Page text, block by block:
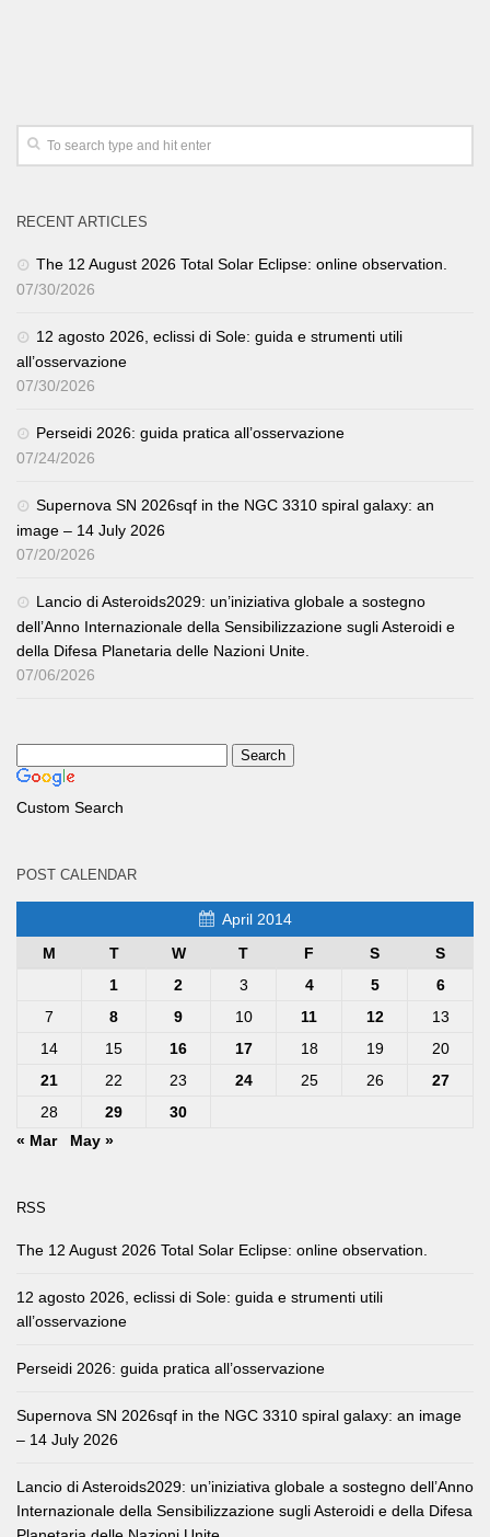
RECENT ARTICLES
The 12 August 2026 Total Solar Eclipse: online observation.
07/30/2026
12 agosto 2026, eclissi di Sole: guida e strumenti utili
all’osservazione
07/30/2026
Perseidi 2026: guida pratica all’osservazione
07/24/2026
Supernova SN 2026sqf in the NGC 3310 spiral galaxy: an
image – 14 July 2026
07/20/2026
Lancio di Asteroids2029: un’iniziativa globale a sostegno
dell’Anno Internazionale della Sensibilizzazione sugli Asteroidi e
della Difesa Planetaria delle Nazioni Unite.
07/06/2026
Custom Search
POST CALENDAR
April 2014
M
T W T F S
S
1
2 3 4 5
6
7
8 9 10 11 12
13
14
15 16 17 18 19
20
21
22 23 24 25 26
27
28
29
30
« Mar
May »
RSS
The 12 August 2026 Total Solar Eclipse: online observation.
12 agosto 2026, eclissi di Sole: guida e strumenti utili
all’osservazione
Perseidi 2026: guida pratica all’osservazione
Supernova SN 2026sqf in the NGC 3310 spiral galaxy: an image
– 14 July 2026
Lancio di Asteroids2029: un’iniziativa globale a sostegno dell’Anno
Internazionale della Sensibilizzazione sugli Asteroidi e della Difesa